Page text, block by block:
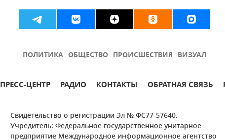
ПОЛИТИКА ОБЩЕСТВО ПРОИСШЕСТВИЯ ВИЗУАЛ
ПРЕСС-ЦЕНТР РАДИО КОНТАКТЫ ОБРАТНАЯ СВЯЗЬ
Свидетельство о регистрации Эл № ФС77-57640.
Учредитель: Федеральное государственное унитарное
предприятие Международное информационное агентство